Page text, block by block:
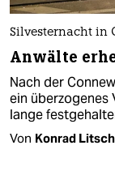
Silvesternacht in
Anwälte
Nach der
ein überzogenes
lange
Von Konrad